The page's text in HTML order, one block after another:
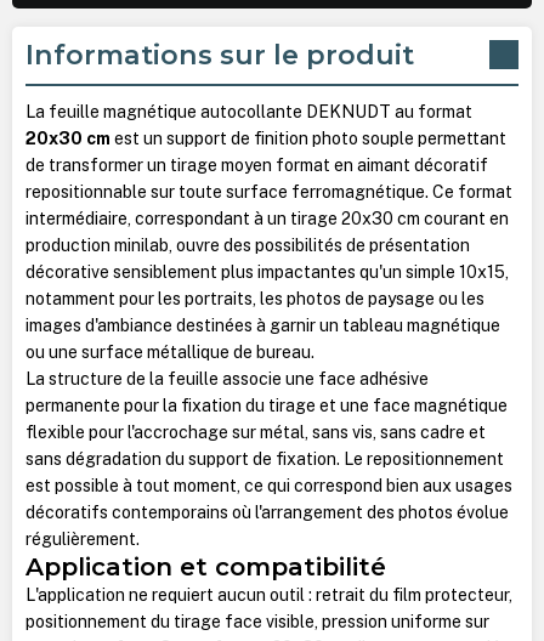
Informations sur le produit
La feuille magnétique autocollante DEKNUDT au format
20x30 cm est un support de finition photo souple permettant
de transformer un tirage moyen format en aimant décoratif
repositionnable sur toute surface ferromagnétique. Ce format
intermédiaire, correspondant à un tirage 20x30 cm courant en
production minilab, ouvre des possibilités de présentation
décorative sensiblement plus impactantes qu'un simple 10x15,
notamment pour les portraits, les photos de paysage ou les
images d'ambiance destinées à garnir un tableau magnétique
ou une surface métallique de bureau.
La structure de la feuille associe une face adhésive
permanente pour la fixation du tirage et une face magnétique
flexible pour l'accrochage sur métal, sans vis, sans cadre et
sans dégradation du support de fixation. Le repositionnement
est possible à tout moment, ce qui correspond bien aux usages
décoratifs contemporains où l'arrangement des photos évolue
régulièrement.
Application et compatibilité
L'application ne requiert aucun outil : retrait du film protecteur,
positionnement du tirage face visible, pression uniforme sur